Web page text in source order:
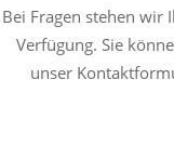
Bei Fragen stehen wir
Verfügung. Sie
unser